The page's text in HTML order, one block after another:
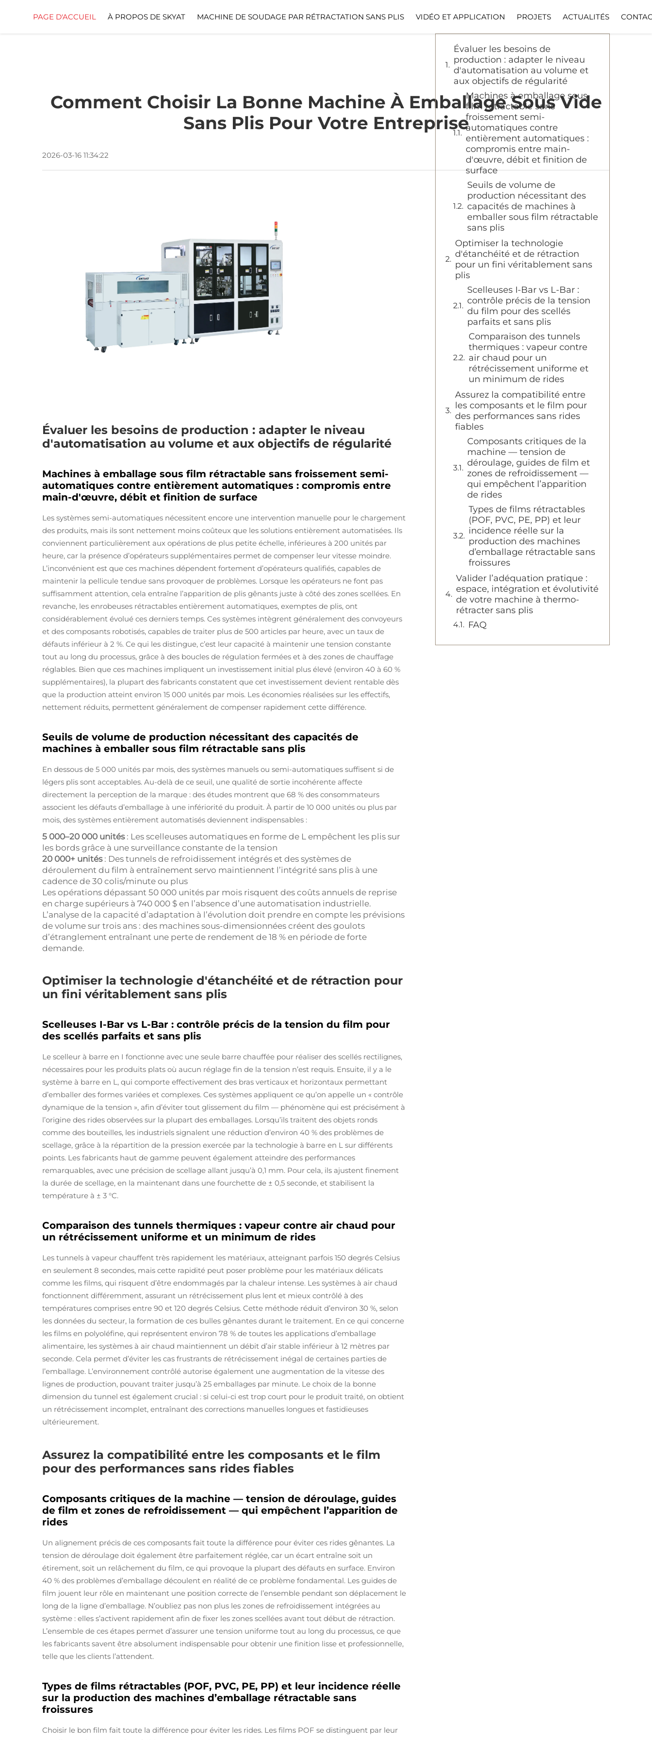
PAGE D'ACCUEIL À PROPOS DE SKYAT MACHINE DE SOUDAGE PAR RÉTRACTATION SANS PLIS VIDÉO ET APPLICATION PROJETS ACTUALITÉS
Comment Choisir La Bonne Machine À Emballage Sous Vide
Sans Plis Pour Votre Entreprise
2026-03-16 11:34:22
Évaluer les besoins de production : adapter le niveau
d'automatisation au volume et aux objectifs de régularité
Machines à emballage sous film rétractable sans froissement semi-
automatiques contre entièrement automatiques : compromis entre
main-d'œuvre, débit et finition de surface
Les systèmes semi-automatiques nécessitent encore une intervention manuelle pour le chargement
des produits, mais ils sont nettement moins coûteux que les solutions entièrement automatisées. Ils
conviennent particulièrement aux opérations de plus petite échelle, inférieures à 200 unités par
heure, car la présence d’opérateurs supplémentaires permet de compenser leur vitesse moindre.
L’inconvénient est que ces machines dépendent fortement d’opérateurs qualifiés, capables de
maintenir la pellicule tendue sans provoquer de problèmes. Lorsque les opérateurs ne font pas
suffisamment attention, cela entraîne l’apparition de plis gênants juste à côté des zones scellées. En
revanche, les enrobeuses rétractables entièrement automatiques, exemptes de plis, ont
considérablement évolué ces derniers temps. Ces systèmes intègrent généralement des convoyeurs
et des composants robotisés, capables de traiter plus de 500 articles par heure, avec un taux de
défauts inférieur à 2 %. Ce qui les distingue, c’est leur capacité à maintenir une tension constante
tout au long du processus, grâce à des boucles de régulation fermées et à des zones de chauffage
réglables. Bien que ces machines impliquent un investissement initial plus élevé (environ 40 à 60 %
supplémentaires), la plupart des fabricants constatent que cet investissement devient rentable dès
que la production atteint environ 15 000 unités par mois. Les économies réalisées sur les effectifs,
nettement réduits, permettent généralement de compenser rapidement cette différence.
Seuils de volume de production nécessitant des capacités de
machines à emballer sous film rétractable sans plis
En dessous de 5 000 unités par mois, des systèmes manuels ou semi-automatiques suffisent si de
légers plis sont acceptables. Au-delà de ce seuil, une qualité de sortie incohérente affecte
directement la perception de la marque : des études montrent que 68 % des consommateurs
associent les défauts d’emballage à une infériorité du produit. À partir de 10 000 unités ou plus par
mois, des systèmes entièrement automatisés deviennent indispensables :
5 000–20 000 unités : Les scelleuses automatiques en forme de L empêchent les plis sur
les bords grâce à une surveillance constante de la tension
20 000+ unités : Des tunnels de refroidissement intégrés et des systèmes de
déroulement du film à entraînement servo maintiennent l’intégrité sans plis à une
cadence de 30 colis/minute ou plus
Les opérations dépassant 50 000 unités par mois risquent des coûts annuels de reprise
en charge supérieurs à 740 000 $ en l’absence d’une automatisation industrielle.
L’analyse de la capacité d’adaptation à l’évolution doit prendre en compte les prévisions
de volume sur trois ans : des machines sous-dimensionnées créent des goulots
d’étranglement entraînant une perte de rendement de 18 % en période de forte
demande.
Optimiser la technologie d'étanchéité et de rétraction pour
un fini véritablement sans plis
Scelleuses I-Bar vs L-Bar : contrôle précis de la tension du film pour
des scellés parfaits et sans plis
Le scelleur à barre en I fonctionne avec une seule barre chauffée pour réaliser des scellés rectilignes,
nécessaires pour les produits plats où aucun réglage fin de la tension n’est requis. Ensuite, il y a le
système à barre en L, qui comporte effectivement des bras verticaux et horizontaux permettant
d’emballer des formes variées et complexes. Ces systèmes appliquent ce qu’on appelle un « contrôle
dynamique de la tension », afin d’éviter tout glissement du film — phénomène qui est précisément à
l’origine des rides observées sur la plupart des emballages. Lorsqu’ils traitent des objets ronds
comme des bouteilles, les industriels signalent une réduction d’environ 40 % des problèmes de
scellage, grâce à la répartition de la pression exercée par la technologie à barre en L sur différents
points. Les fabricants haut de gamme peuvent également atteindre des performances
remarquables, avec une précision de scellage allant jusqu’à 0,1 mm. Pour cela, ils ajustent finement
la durée de scellage, en la maintenant dans une fourchette de ± 0,5 seconde, et stabilisent la
température à ± 3 °C.
Comparaison des tunnels thermiques : vapeur contre air chaud pour
un rétrécissement uniforme et un minimum de rides
Les tunnels à vapeur chauffent très rapidement les matériaux, atteignant parfois 150 degrés Celsius
en seulement 8 secondes, mais cette rapidité peut poser problème pour les matériaux délicats
comme les films, qui risquent d’être endommagés par la chaleur intense. Les systèmes à air chaud
fonctionnent différemment, assurant un rétrécissement plus lent et mieux contrôlé à des
températures comprises entre 90 et 120 degrés Celsius. Cette méthode réduit d’environ 30 %, selon
les données du secteur, la formation de ces bulles gênantes durant le traitement. En ce qui concerne
les films en polyoléfine, qui représentent environ 78 % de toutes les applications d’emballage
alimentaire, les systèmes à air chaud maintiennent un débit d’air stable inférieur à 12 mètres par
seconde. Cela permet d’éviter les cas frustrants de rétrécissement inégal de certaines parties de
l’emballage. L’environnement contrôlé autorise également une augmentation de la vitesse des
lignes de production, pouvant traiter jusqu’à 25 emballages par minute. Le choix de la bonne
dimension du tunnel est également crucial : si celui-ci est trop court pour le produit traité, on obtient
un rétrécissement incomplet, entraînant des corrections manuelles longues et fastidieuses
ultérieurement.
Assurez la compatibilité entre les composants et le film
pour des performances sans rides fiables
Composants critiques de la machine — tension de déroulage, guides
de film et zones de refroidissement — qui empêchent l’apparition de
rides
Un alignement précis de ces composants fait toute la différence pour éviter ces rides gênantes. La
tension de déroulage doit également être parfaitement réglée, car un écart entraîne soit un
étirement, soit un relâchement du film, ce qui provoque la plupart des défauts en surface. Environ
40 % des problèmes d’emballage découlent en réalité de ce problème fondamental. Les guides de
film jouent leur rôle en maintenant une position correcte de l’ensemble pendant son déplacement le
long de la ligne d’emballage. N’oubliez pas non plus les zones de refroidissement intégrées au
système : elles s’activent rapidement afin de fixer les zones scellées avant tout début de rétraction.
L’ensemble de ces étapes permet d’assurer une tension uniforme tout au long du processus, ce que
les fabricants savent être absolument indispensable pour obtenir une finition lisse et professionnelle,
telle que les clients l’attendent.
Types de films rétractables (POF, PVC, PE, PP) et leur incidence réelle
sur la production des machines d’emballage rétractable sans
froissures
Choisir le bon film fait toute la différence pour éviter les rides. Les films POF se distinguent par leur
Table des matières
Évaluer les besoins de
production : adapter le niveau
d'automatisation au volume et
aux objectifs de régularité
Machines à emballage sous
film rétractable sans
froissement semi-
automatiques contre
entièrement automatiques :
compromis entre main-
d'œuvre, débit et finition de
surface
Seuils de volume de
production nécessitant des
capacités de machines à
emballer sous film rétractable
sans plis
Optimiser la technologie
d'étanchéité et de rétraction
pour un fini véritablement sans
plis
Scelleuses I-Bar vs L-Bar :
contrôle précis de la tension
du film pour des scellés
parfaits et sans plis
Comparaison des tunnels
thermiques : vapeur contre
air chaud pour un
rétrécissement uniforme et
un minimum de rides
Assurez la compatibilité entre
les composants et le film pour
des performances sans rides
fiables
Composants critiques de la
machine — tension de
déroulage, guides de film et
zones de refroidissement —
qui empêchent l’apparition
de rides
Types de films rétractables
(POF, PVC, PE, PP) et leur
incidence réelle sur la
production des machines
d’emballage rétractable sans
froissures
Valider l’adéquation pratique :
espace, intégration et évolutivité
de votre machine à thermo-
rétracter sans plis
FAQ